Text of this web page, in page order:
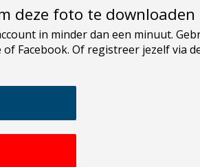
deze foto te downloaden